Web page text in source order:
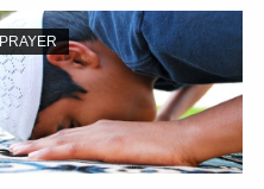
PRAYER